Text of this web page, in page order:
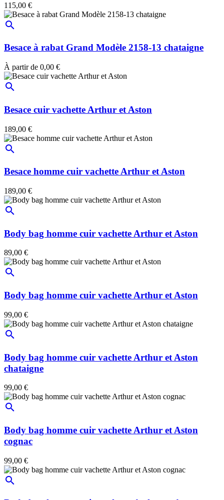
115,00 €
search
Besace à rabat Grand Modèle 2158-13 chataigne
À partir de 0,00 €
search
Besace cuir vachette Arthur et Aston
189,00 €
search
Besace homme cuir vachette Arthur et Aston
189,00 €
search
Body bag homme cuir vachette Arthur et Aston
89,00 €
search
Body bag homme cuir vachette Arthur et Aston
99,00 €
search
Body bag homme cuir vachette Arthur et Aston
chataigne
99,00 €
search
Body bag homme cuir vachette Arthur et Aston
cognac
99,00 €
search